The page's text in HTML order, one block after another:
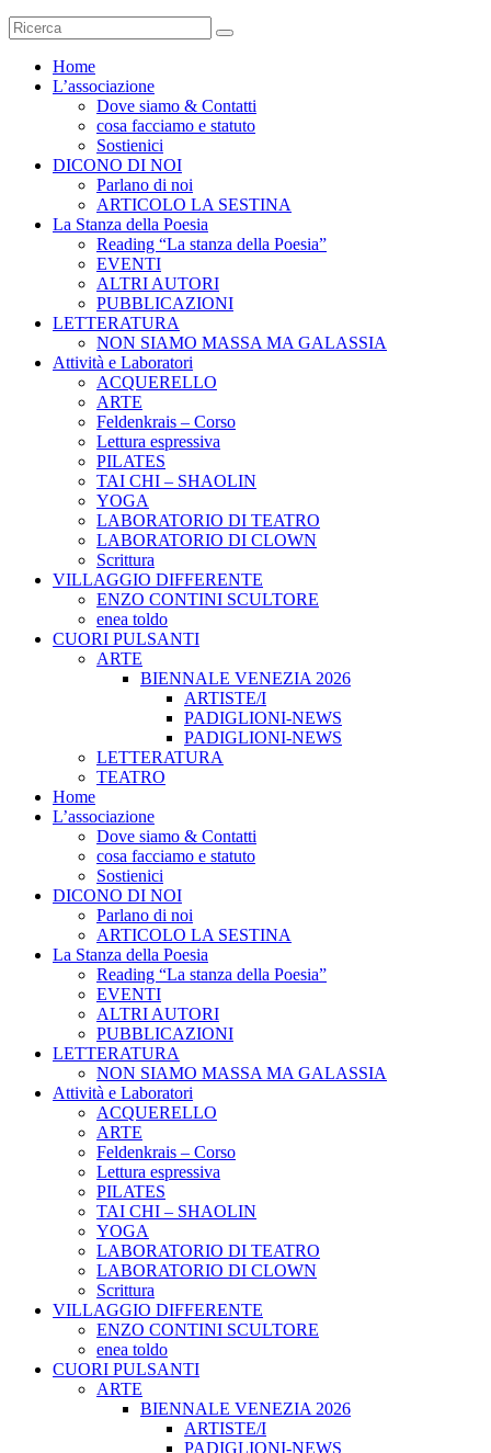
Home
L’associazione
Dove siamo & Contatti
cosa facciamo e statuto
Sostienici
DICONO DI NOI
Parlano di noi
ARTICOLO LA SESTINA
La Stanza della Poesia
Reading “La stanza della Poesia”
EVENTI
ALTRI AUTORI
PUBBLICAZIONI
LETTERATURA
NON SIAMO MASSA MA GALASSIA
Attività e Laboratori
ACQUERELLO
ARTE
Feldenkrais – Corso
Lettura espressiva
PILATES
TAI CHI – SHAOLIN
YOGA
LABORATORIO DI TEATRO
LABORATORIO DI CLOWN
Scrittura
VILLAGGIO DIFFERENTE
ENZO CONTINI SCULTORE
enea toldo
CUORI PULSANTI
ARTE
BIENNALE VENEZIA 2026
ARTISTE/I
PADIGLIONI-NEWS
PADIGLIONI-NEWS
LETTERATURA
TEATRO
Home
L’associazione
Dove siamo & Contatti
cosa facciamo e statuto
Sostienici
DICONO DI NOI
Parlano di noi
ARTICOLO LA SESTINA
La Stanza della Poesia
Reading “La stanza della Poesia”
EVENTI
ALTRI AUTORI
PUBBLICAZIONI
LETTERATURA
NON SIAMO MASSA MA GALASSIA
Attività e Laboratori
ACQUERELLO
ARTE
Feldenkrais – Corso
Lettura espressiva
PILATES
TAI CHI – SHAOLIN
YOGA
LABORATORIO DI TEATRO
LABORATORIO DI CLOWN
Scrittura
VILLAGGIO DIFFERENTE
ENZO CONTINI SCULTORE
enea toldo
CUORI PULSANTI
ARTE
BIENNALE VENEZIA 2026
ARTISTE/I
PADIGLIONI-NEWS